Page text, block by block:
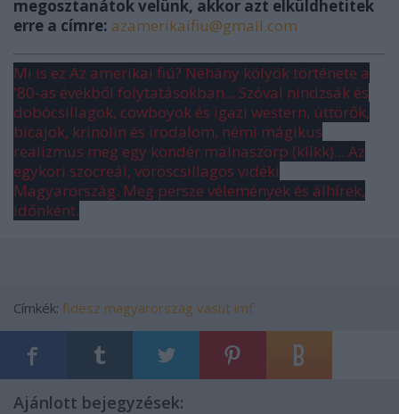
megosztanátok velünk, akkor azt elküldhetitek
erre a címre: azamerikaifiu@gmail.com
Mi is ez Az amerikai fiú? Néhány kölyök története a
'80-as évekből folytatásokban... Szóval nindzsák és
dobócsillagok, cowboyok és igazi western, úttörők,
bicajok, krinolin és irodalom, némi mágikus
realizmus meg egy kondér málnaszörp (klikk)... Az
egykori szocreál, vöröscsillagos vidéki
Magyarország. Meg persze vélemények és álhírek,
időnként.
Címkék: fidesz magyarország vasút imf
Ajánlott bejegyzések: